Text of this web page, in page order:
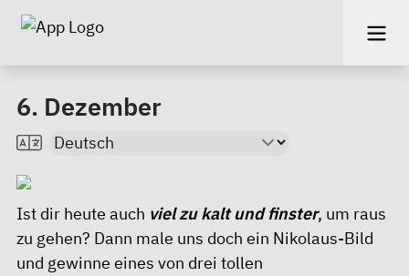
6. Dezember
Ist dir heute auch viel zu kalt und finster, um raus
zu gehen? Dann male uns doch ein Nikolaus-Bild
und gewinne eines von drei tollen